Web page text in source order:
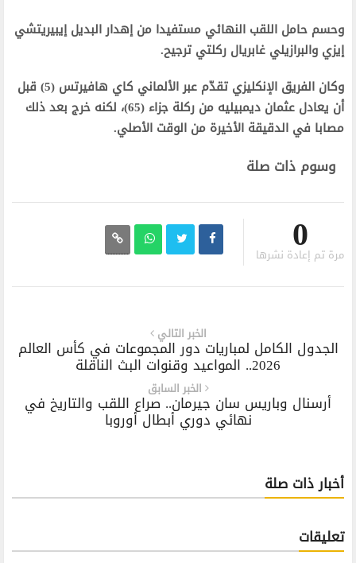
‫وحسم حامل اللقب النهائي مستفيدا من إهدار البديل إيبيريتشي
إيزي والبرازيلي غابريال ركلتي ترجيح.‬
‫وكان الفريق الإنكليزي تقدّم عبر الألماني كاي هافيرتس (5) قبل
أن يعادل عثمان ديمبيليه من ركلة جزاء (65)، لكنه خرج بعد ذلك
مصابا في الدقيقة الأخيرة من الوقت الأصلي.‬
وسوم ذات صلة
0
مرة تم إعادة نشرها
الخبر التالي
الجدول الكامل لمباريات دور المجموعات في كأس العالم
2026.. المواعيد وقنوات البث الناقلة
الخبر السابق
أرسنال وباريس سان جيرمان.. صراع اللقب والتاريخ في
نهائي دوري أبطال أوروبا
أخبار ذات صلة
تعليقات